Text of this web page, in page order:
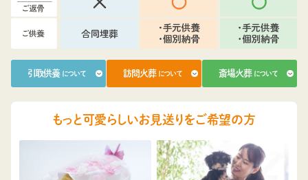
引取供養 について 訪問火葬 について 斎場火葬 について
もっと可愛らしいお見送りをご希望の方